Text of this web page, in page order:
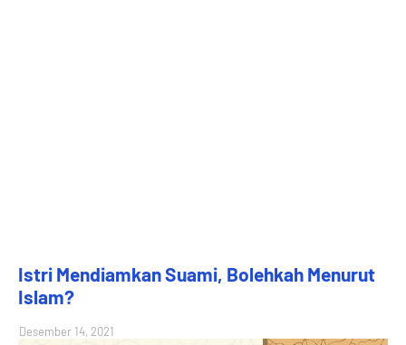
Istri Mendiamkan Suami, Bolehkah Menurut
Islam?
Desember 14, 2021